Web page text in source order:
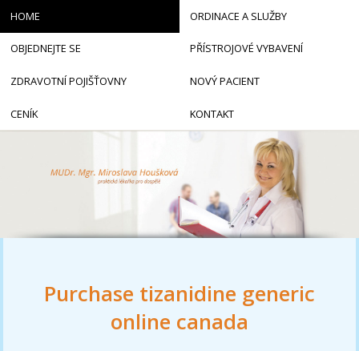
Purchase tizanidine generic
online canada
HOME ORDINACE A SLUŽBY
OBJEDNEJTE SE PŘÍSTROJOVÉ VYBAVENÍ
ZDRAVOTNÍ POJIŠŤOVNY NOVÝ PACIENT
CENÍK KONTAKT